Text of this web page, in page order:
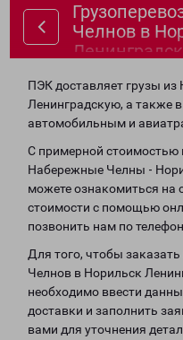
Челнов в
ПЭК доставляет грузы
Ленинградскую, а также
автомобильным и
С примерной стоимостью
Набережные Челны -
можете ознакомиться на
стоимости с помощью
позвонить нам по
Для того, чтобы
Челнов в Норильск
необходимо ввести
доставки и заполнить
вами для уточнения